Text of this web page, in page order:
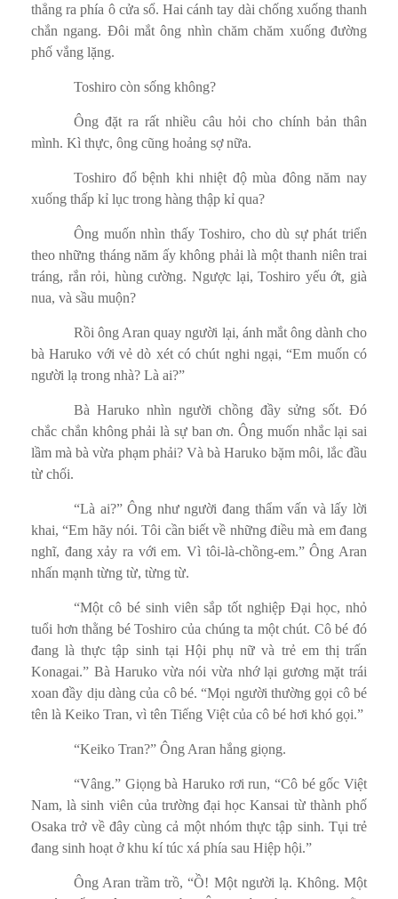
thẳng ra phía ô cửa sổ. Hai cánh tay dài chống xuống thanh
chắn ngang. Đôi mắt ông nhìn chăm chăm xuống đường
phố vắng lặng.
Toshiro còn sống không?
Ông đặt ra rất nhiều câu hỏi cho chính bản thân
mình. Kì thực, ông cũng hoảng sợ nữa.
Toshiro đổ bệnh khi nhiệt độ mùa đông năm nay
xuống thấp kỉ lục trong hàng thập kỉ qua?
Ông muốn nhìn thấy Toshiro, cho dù sự phát triển
theo những tháng năm ấy không phải là một thanh niên trai
tráng, rắn rỏi, hùng cường. Ngược lại, Toshiro yếu ớt, già
nua, và sầu muộn?
Rồi ông Aran quay người lại, ánh mắt ông dành cho
bà Haruko với vẻ dò xét có chút nghi ngại, “Em muốn có
người lạ trong nhà? Là ai?”
Bà Haruko nhìn người chồng đầy sửng sốt. Đó
chắc chắn không phải là sự ban ơn. Ông muốn nhắc lại sai
lầm mà bà vừa phạm phải? Và bà Haruko bặm môi, lắc đầu
từ chối.
“Là ai?” Ông như người đang thẩm vấn và lấy lời
khai, “Em hãy nói. Tôi cần biết về những điều mà em đang
nghĩ, đang xảy ra với em. Vì tôi-là-chồng-em.” Ông Aran
nhấn mạnh từng từ, từng từ.
“Một cô bé sinh viên sắp tốt nghiệp Đại học, nhỏ
tuổi hơn thằng bé Toshiro của chúng ta một chút. Cô bé đó
đang là thực tập sinh tại Hội phụ nữ và trẻ em thị trấn
Konagai.” Bà Haruko vừa nói vừa nhớ lại gương mặt trái
xoan đầy dịu dàng của cô bé. “Mọi người thường gọi cô bé
tên là Keiko Tran, vì tên Tiếng Việt của cô bé hơi khó gọi.”
“Keiko Tran?” Ông Aran hắng giọng.
“Vâng.” Giọng bà Haruko rơi run, “Cô bé gốc Việt
Nam, là sinh viên của trường đại học Kansai từ thành phố
Osaka trở về đây cùng cả một nhóm thực tập sinh. Tụi trẻ
đang sinh hoạt ở khu kí túc xá phía sau Hiệp hội.”
Ông Aran trầm trồ, “Ồ! Một người lạ. Không. Một